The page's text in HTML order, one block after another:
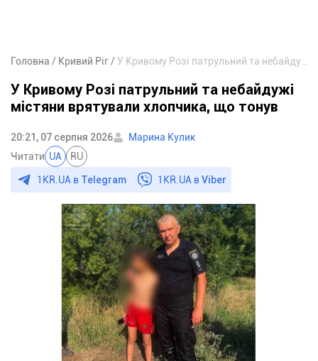
Головна Кривий Ріг
У Кривому Розі патрульний та небайдужі
містяни врятували хлопчика, що тонув
20:21, 07 серпня 2026
Марина Кулик
Читати UA RU
1KR.UA в Telegram 1KR.UA вViber